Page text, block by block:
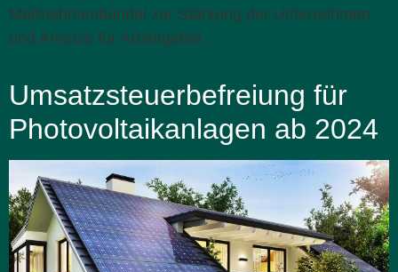
Maßnahmenbündel zur Stärkung der Unternehmen
und Anreize für Arbeitgeber.
Umsatzsteuerbefreiung für
Photovoltaikanlagen ab 2024